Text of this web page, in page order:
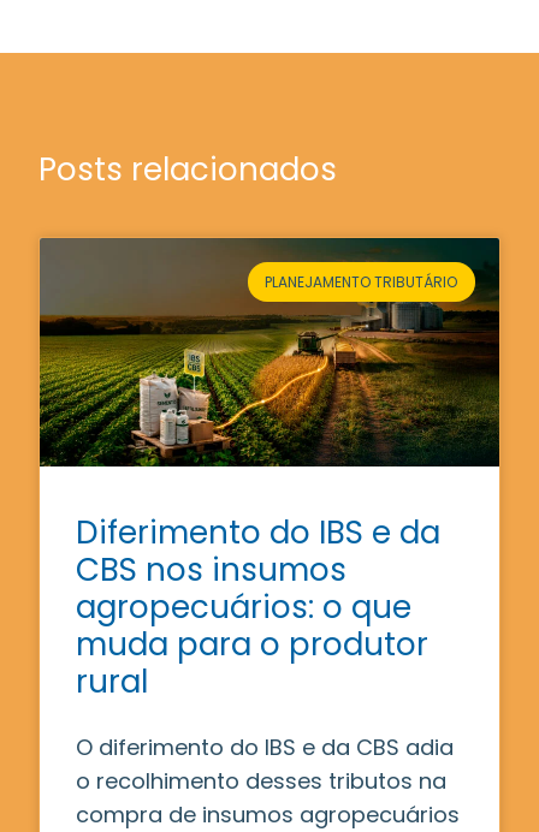
Posts relacionados
PLANEJAMENTO TRIBUTÁRIO
Diferimento do IBS e da
CBS nos insumos
agropecuários: o que
muda para o produtor
rural
O diferimento do IBS e da CBS adia
o recolhimento desses tributos na
compra de insumos agropecuários